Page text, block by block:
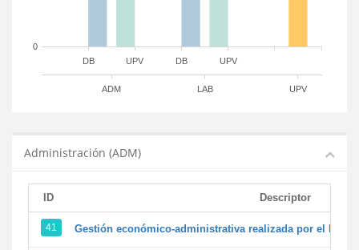
DB DB
UPV UPV
ADM LAB UPV
0
Administración (ADM)
ID Descriptor
41 Gestión económico-administrativa realizada por el